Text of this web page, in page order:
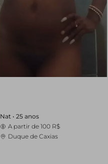
Nat • 25 anos
A partir de 100 R$
Duque de Caxias